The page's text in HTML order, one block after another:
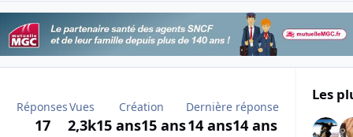
Réponses
17
Vues
2,3k
Création
15 ans15 ans
Dernière réponse
14 ans14 ans
Les